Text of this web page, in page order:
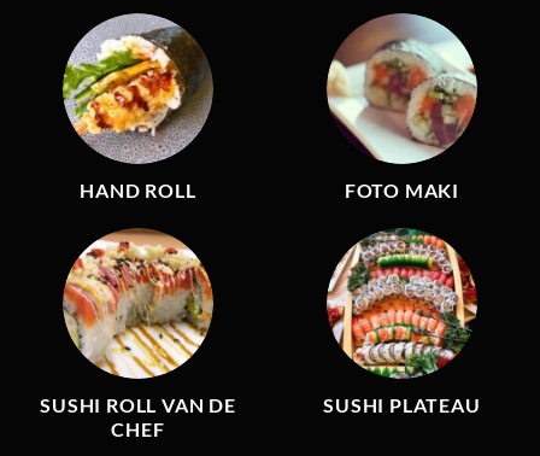
HAND ROLL FOTO MAKI
SUSHI ROLL VAN DE
CHEF
SUSHI PLATEAU